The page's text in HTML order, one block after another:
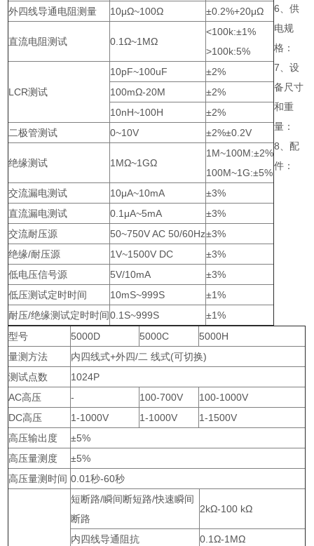
外四线导通电阻测量
10μΩ~100Ω ±0.2%+20μΩ
直流电阻测试 0.1Ω~1MΩ
<100k:±1%
>100k:5%
LCR测试
10pF~100uF
±2%
100mΩ-20M
±2%
10nH~100H
±2%
二极管测试
0~10V ±2%±0.2V
绝缘测试 1MΩ~1GΩ
1M~100M:±2%
100M~1G:±5%
交流漏电测试
10μA~10mA
±3%
直流漏电测试
0.1μA~5mA
±3%
交流耐压源
50~750V AC 50/60Hz±3%
绝缘/耐压源
1V~1500V DC
±3%
低电压信号源
5V/10mA
±3%
低压测试定时时间
10mS~999S
±1%
耐压/绝缘测试定时时间0.1S~999S ±1%
型号 5000D 5000C
5000H
量测方法
内四线式+外四/二 线式(可切换)
测试点数
1024P
AC高压
- 100-700V
100-1000V
DC高压
1-1000V 1-1000V
1-1500V
高压输出度
±5%
高压量测度
±5%
高压量测时间 0.01秒-60秒
短断路/瞬间断短路/快速瞬间
断路
2kΩ-100 kΩ
内四线导通阻抗
0.1Ω-1MΩ
6、供
电规
格：
7、设
备尺寸
和重
量：
8、配
件：